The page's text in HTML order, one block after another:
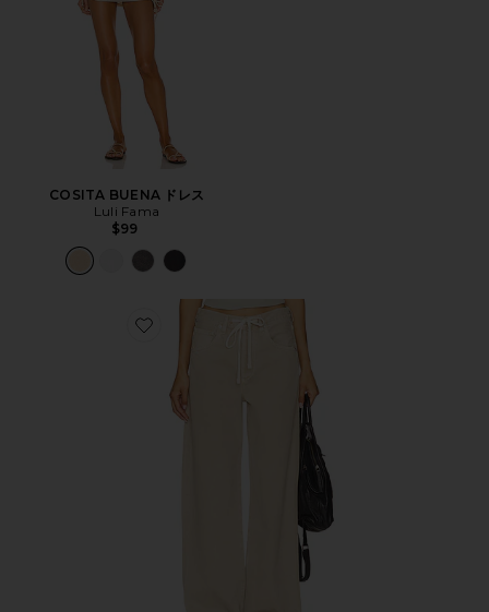
COSITA BUENA ドレス
Luli Fama
$99
Favorite BRYNN トラウザー